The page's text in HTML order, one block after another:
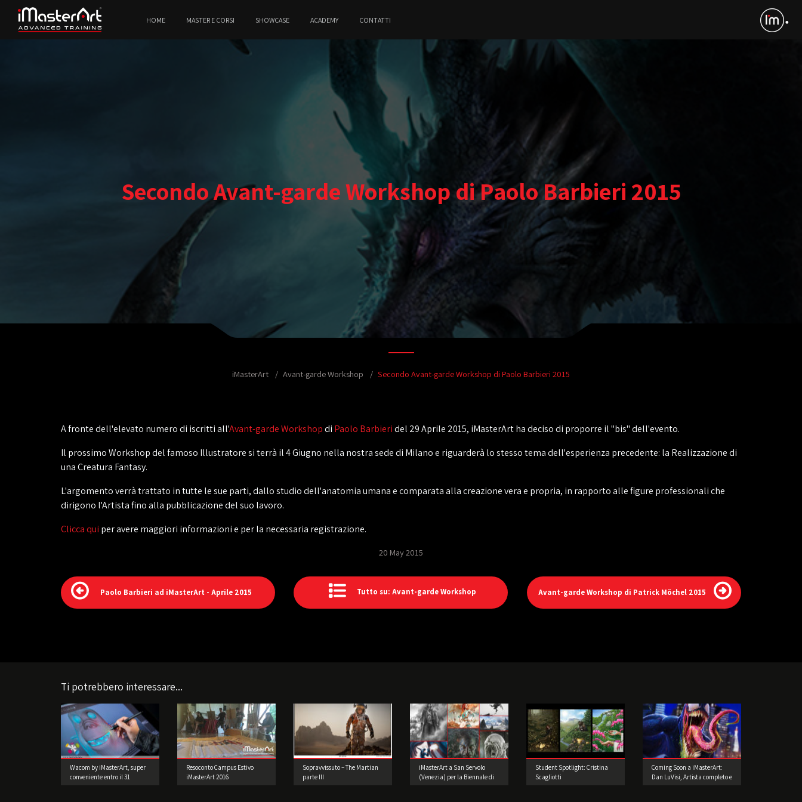
HOME MASTER E CORSI SHOWCASE ACADEMY CONTATTI
Secondo Avant-garde Workshop di Paolo Barbieri 2015
iMasterArt Avant-garde Workshop Secondo Avant-garde Workshop di Paolo Barbieri 2015
A fronte dell'elevato numero di iscritti all'Avant-garde Workshopdi Paolo Barbieridel 29 Aprile 2015, iMasterArt ha deciso di proporre il "bis" dell'evento.
Il prossimo Workshop del famoso Illustratore si terrà il 4 Giugno nella nostra sede di Milano e riguarderà lo stesso tema dell'esperienza precedente: la Realizzazione di
una Creatura Fantasy.
L'argomento verrà trattato in tutte le sue parti, dallo studio dell'anatomia umana e comparata alla creazione vera e propria, in rapporto alle figure professionali che
dirigono l'Artista fino alla pubblicazione del suo lavoro.
‎Clicca qui per avere maggiori informazioni e per la necessaria registrazione.
20 May 2015
Paolo Barbieri ad iMasterArt - Aprile 2015 Tutto su: Avant-garde Workshop Avant-garde Workshop di Patrick Möchel 2015
Ti potrebbero interessare...
Wacom by iMasterArt, super
conveniente entro il 31
Resoconto Campus Estivo
iMasterArt 2016
Sopravvissuto – The Martian
parte III
iMasterArt a San Servolo
(Venezia) per la Biennale di
Student Spotlight: Cristina
Scagliotti
Coming Soon a iMasterArt:
Dan LuVisi, Artista completo e